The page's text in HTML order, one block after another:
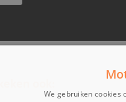
ook:We gebruiken cookies